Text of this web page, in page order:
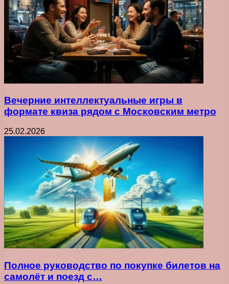
Вечерние интеллектуальные игры в
формате квиза рядом с Московским метро
25.02.2026
Полное руководство по покупке билетов на
самолёт и поезд с…